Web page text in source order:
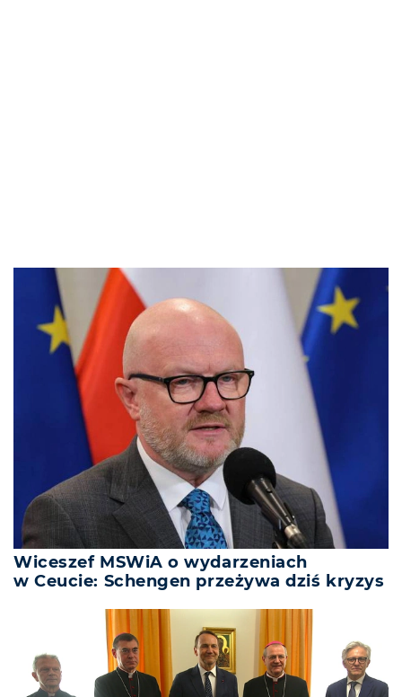
Wiceszef MSWiA o wydarzeniach
w Ceucie: Schengen przeżywa dziś kryzys